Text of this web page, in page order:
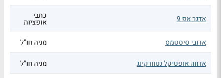
אדגר אפ 9 כתבי
אופציות
אדובי סיסטמס
מניה חו"ל
אדווה אופטיקל נטוורקינג מניה חו"ל